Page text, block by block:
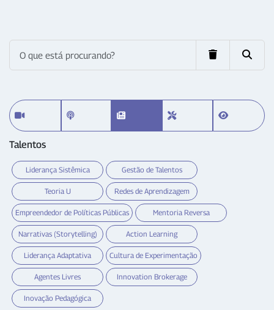
Talentos
Liderança Sistêmica Gestão de Talentos
Teoria U Redes de Aprendizagem
Empreendedor de Políticas Públicas Mentoria Reversa
Narrativas (Storytelling) Action Learning
Liderança Adaptativa Cultura de Experimentação
Agentes Livres Innovation Brokerage
Inovação Pedagógica